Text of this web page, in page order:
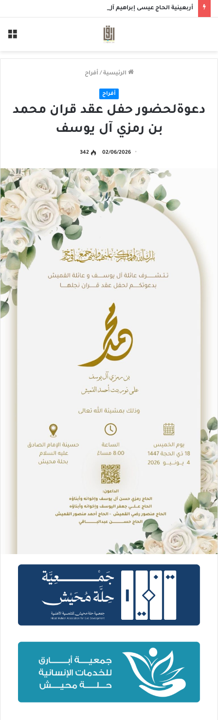
أربعينية الحاج عيسى إبراهيم آل خميس
الرئيسية / أفراح
أفراح
دعوةلحضور حفل عقد قران محمد
بن رمزي آل يوسف
02/06/2026
342